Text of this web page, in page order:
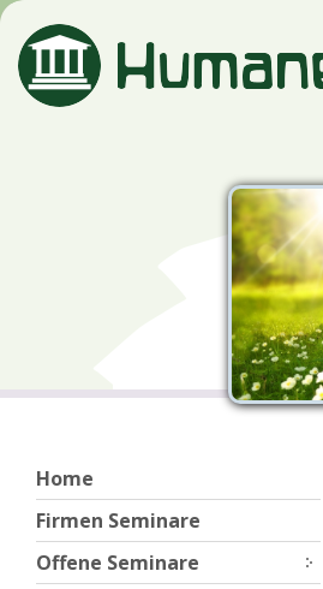
Home
Firmen Seminare
Offene Seminare